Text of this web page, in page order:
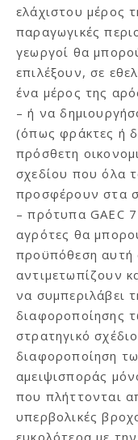
ελάχιστου μέρος
παραγωγικές
γεωργοί θα
επιλέξουν, σε
ένα μέρος της
– ή να
(όπως φράκτες ή
πρόσθετη
σχεδίου που όλα
προσφέρουν στα
– πρότυπα GAEC
αγρότες θα
προϋπόθεση αυτή
αντιμετωπίζουν
να συμπεριλάβει
διαφοροποίησης
στρατηγικό
διαφοροποίηση
αμειψισποράς
που πλήττονται
υπερβολικές